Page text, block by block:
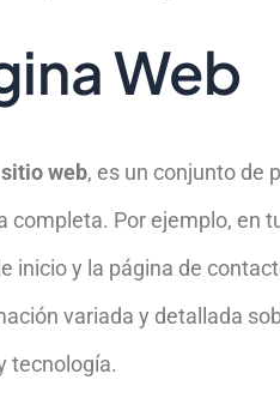
Web
sitio web, es un conjunto de
Por ejemplo, en
inicio y la página de
variada y detallada
tecnología.